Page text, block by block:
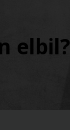
elbil?